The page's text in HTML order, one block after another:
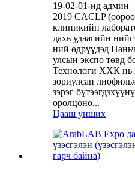
19-02-01-нд админ
2019 CACLP
клиникийн
дахь удаагийн
ний өдрүүдэд
улсын экспо төвд
Технологи ХХК нь
зориулсан
зэрэг
оролцоно...
Цааш унших